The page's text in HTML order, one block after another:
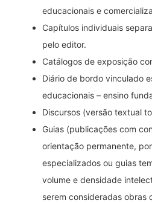
educacionais e
Capítulos individuais
pelo editor.
Catálogos de exposição
Diário de bordo vinculado
educacionais – ensino
Discursos (versão textual
Guias (publicações com
orientação permanente,
especializados ou guias
volume e densidade
serem consideradas obras